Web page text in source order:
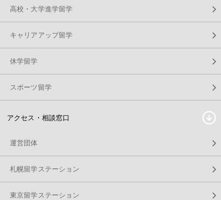
高校・大学進学留学
キャリアアップ留学
休学留学
スポーツ留学
アクセス・相談窓口
運営団体
札幌留学ステーション
東京留学ステーション